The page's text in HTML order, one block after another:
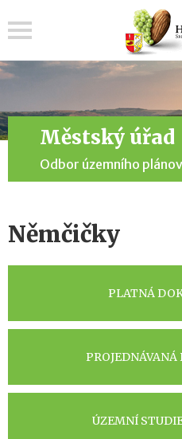
Městský úřad
Odbor územního
Němčičky
PLATNÁ
ÚZEMNÍ